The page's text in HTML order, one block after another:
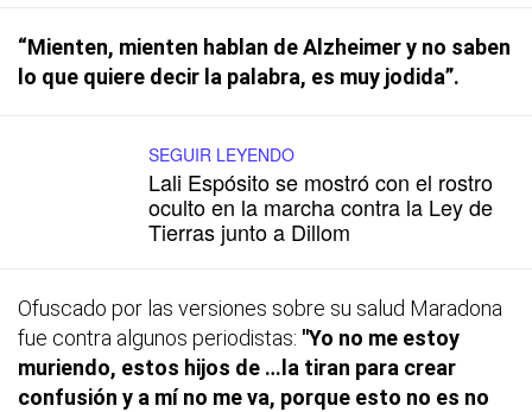
“Mienten, mienten hablan de Alzheimer y no saben
lo que quiere decir la palabra, es muy jodida”.
SEGUIR LEYENDO
Lali Espósito se mostró con el rostro
oculto en la marcha contra la Ley de
Tierras junto a Dillom
Ofuscado por las versiones sobre su salud Maradona
fue contra algunos periodistas: ''Yo no me estoy
muriendo, estos hijos de …la tiran para crear
confusión y a mí no me va, porque esto no es no